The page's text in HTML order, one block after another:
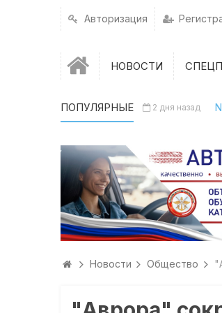
Авторизация
НОВОСТИ
ПОПУЛЯРНЫЕ 2 дня назад
Новости Общество